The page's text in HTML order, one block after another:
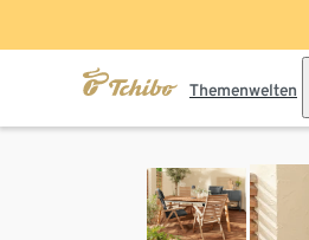
Themenwelten